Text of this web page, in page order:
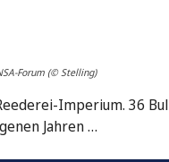
Forum (© Stelling)
Imperium. 36
Jahren …